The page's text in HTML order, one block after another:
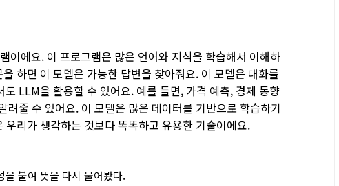
이에요. 이 프로그램은 많은 언어와 지식을 학습해서 이해하
하면 이 모델은 가능한 답변을 찾아줘요. 이 모델은 대화를
LLM을 활용할 수 있어요. 예를 들면, 가격 예측, 경제 동향
려줄 수 있어요. 이 모델은 많은 데이터를 기반으로 학습하기
리가 생각하는 것보다 똑똑하고 유용한 기술이에요.
을 붙여 뜻을 다시 물어봤다.